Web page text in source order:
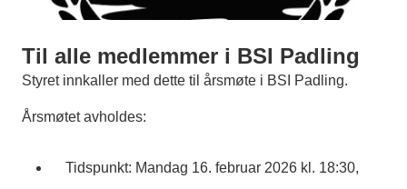
Til alle medlemmer i BSI Padling
Styret innkaller med dette til årsmøte i BSI Padling.
Årsmøtet avholdes:
Tidspunkt: Mandag 16. februar 2026 kl. 18:30,